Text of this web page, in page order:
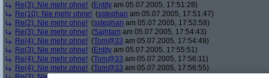
Re(3): Nie mehr ohne! (Entity am 05.07.2005, 17:51:28)
Re(10): Nie mehr ohne! (sstephan am 05.07.2005, 17:51:47)
Re(2): Nie mehr ohne! (sstephan am 05.07.2005, 17:52:58)
Re(3): Nie mehr ohne! (Sajhtam am 05.07.2005, 17:54:43)
Re(4): Nie mehr ohne! (Tom@33 am 05.07.2005, 17:54:49)
Re(3): Nie mehr ohne! (Entity am 05.07.2005, 17:55:51)
Re(4): Nie mehr ohne! (Tom@33 am 05.07.2005, 17:56:11)
Re(4): Nie mehr ohne! (Tom@33 am 05.07.2005, 17:56:55)